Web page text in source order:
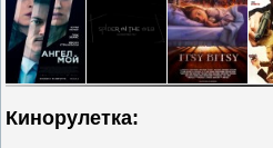
Кинорулетка: